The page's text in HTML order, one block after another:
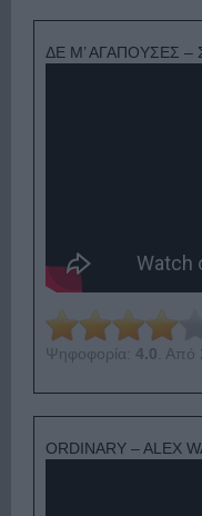
ΔΕ Μ’ ΑΓΑΠΟΥΣΕΣ
Ψηφοφορία: 4.0 .
ORDINARY – ALEX